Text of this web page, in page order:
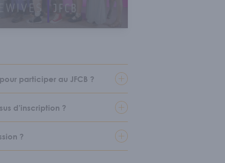
participer au JFCB ?
d’inscription ?
?